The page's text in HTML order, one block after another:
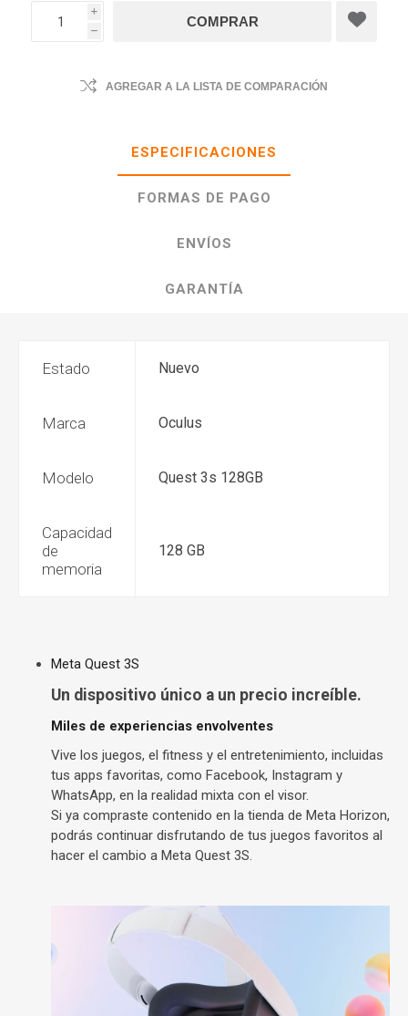
i
h
AGREGAR A LA LISTA DE COMPARACIÓN
ESPECIFICACIONES
FORMAS DE PAGO
ENVÍOS
GARANTÍA
Estado Nuevo
Marca Oculus
Modelo Quest 3s 128GB
Capacidad
de
memoria
128 GB
Meta Quest 3S
Un dispositivo único a un precio increíble.
Miles de experiencias envolventes
Vive los juegos, el fitness y el entretenimiento, incluidas
tus apps favoritas, como Facebook, Instagram y
WhatsApp, en la realidad mixta con el visor.
Si ya compraste contenido en la tienda de Meta Horizon,
podrás continuar disfrutando de tus juegos favoritos al
hacer el cambio a Meta Quest 3S.